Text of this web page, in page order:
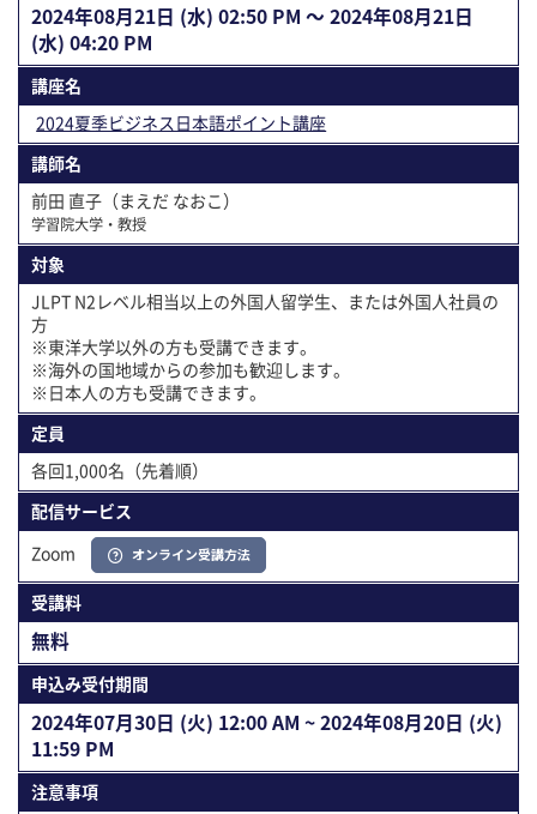
2024年08⽉21⽇ (水) 02:50 PM 〜 2024年08⽉21⽇
(水) 04:20 PM
講座名
2024夏季ビジネス日本語ポイント講座
講師名
前田 直子（まえだ なおこ）
学習院大学・教授
対象
JLPT N2レベル相当以上の外国人留学生、または外国人社員の
方
※東洋大学以外の方も受講できます。
※海外の国地域からの参加も歓迎します。
※日本人の方も受講できます。
定員
各回1,000名（先着順）
配信サービス
Zoom
オンライン受講方法
受講料
無料
申込み受付期間
2024年07⽉30⽇ (火) 12:00 AM ~ 2024年08⽉20⽇ (火)
11:59 PM
注意事項